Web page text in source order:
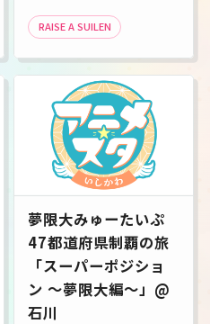
RAISE A SUILEN
夢限大みゅーたいぷ
47都道府県制覇の旅
「スーパーポジショ
ン 〜夢限大編〜」@
石川